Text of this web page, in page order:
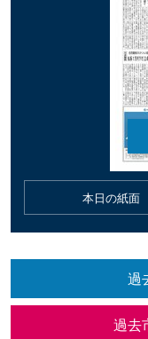
本日の紙面
過
過去